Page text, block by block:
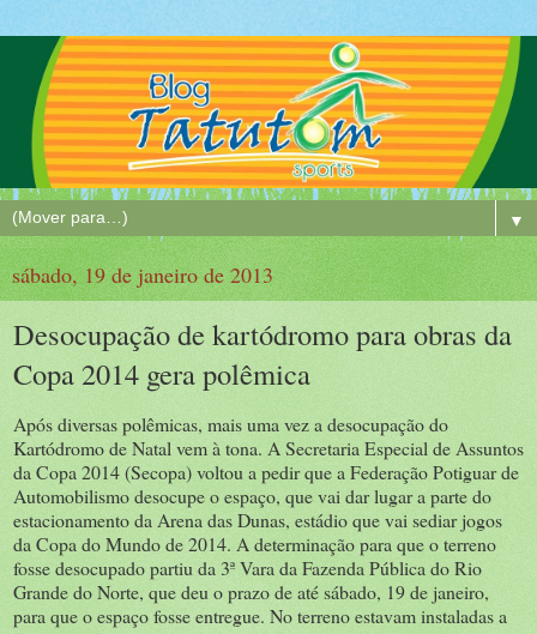
▼
sábado, 19 de janeiro de 2013
Desocupação de kartódromo para obras da
Copa 2014 gera polêmica
Após diversas polêmicas, mais uma vez a desocupação do
Kartódromo de Natal vem à tona. A Secretaria Especial de Assuntos
da Copa 2014 (Secopa) voltou a pedir que a Federação Potiguar de
Automobilismo desocupe o espaço, que vai dar lugar a parte do
estacionamento da Arena das Dunas, estádio que vai sediar jogos
da Copa do Mundo de 2014. A determinação para que o terreno
fosse desocupado partiu da 3ª Vara da Fazenda Pública do Rio
Grande do Norte, que deu o prazo de até sábado, 19 de janeiro,
para que o espaço fosse entregue. No terreno estavam instaladas a